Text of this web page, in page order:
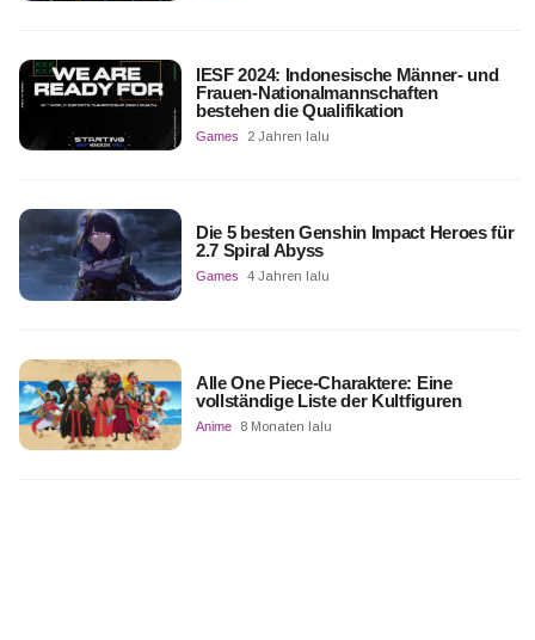
IESF 2024: Indonesische Männer- und
Frauen-Nationalmannschaften
bestehen die Qualifikation
Games 2 Jahren lalu
Die 5 besten Genshin Impact Heroes für
2.7 Spiral Abyss
Games 4 Jahren lalu
Alle One Piece-Charaktere: Eine
vollständige Liste der Kultfiguren
Anime 8 Monaten lalu